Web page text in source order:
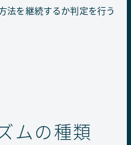
法を継続するか判定を行う
ムの種類